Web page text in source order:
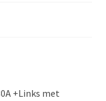
+Links met